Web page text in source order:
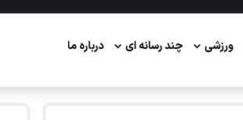
ورزشی چند رسانه ای درباره ما